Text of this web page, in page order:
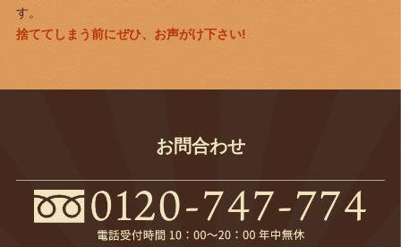
す。
捨ててしまう前にぜひ、お声がけ下さい!
お問合わせ